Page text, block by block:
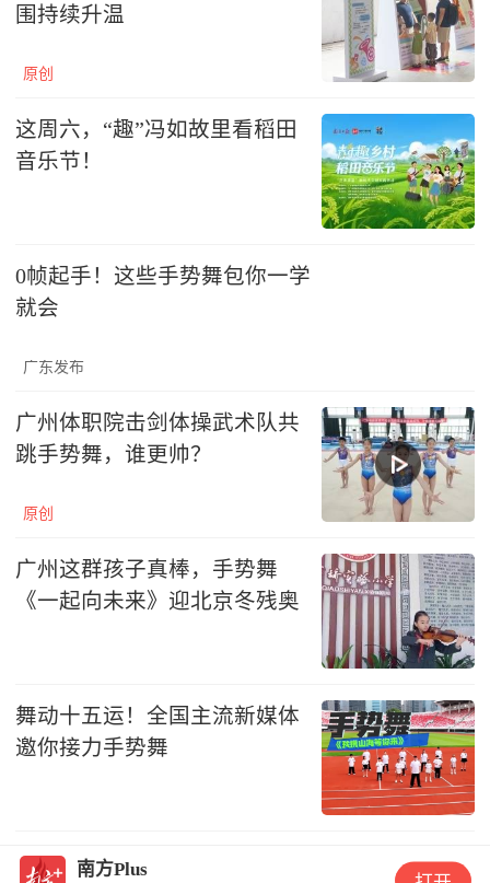
围持续升温
原创
这周六，“趣”冯如故里看稻田
音乐节！
0帧起手！这些手势舞包你一学
就会
广东发布
广州体职院击剑体操武术队共
跳手势舞，谁更帅？
原创
广州这群孩子真棒，手势舞
《一起向未来》迎北京冬残奥
舞动十五运！全国主流新媒体
邀你接力手势舞
南方Plus